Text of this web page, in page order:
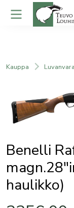
Kauppa
Benelli
haulikko)